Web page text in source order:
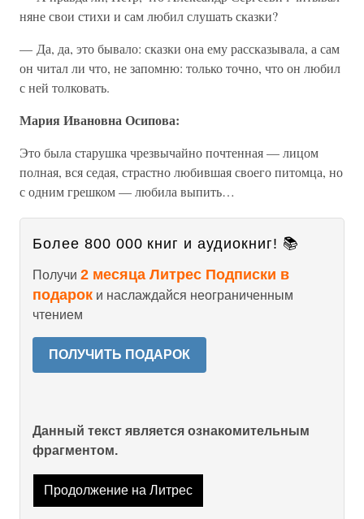
няне свои стихи и сам любил слушать сказки?
— Да, да, это бывало: сказки она ему рассказывала, а сам
он читал ли что, не запомню: только точно, что он любил
с ней толковать.
Мария Ивановна Осипова:
Это была старушка чрезвычайно почтенная — лицом
полная, вся седая, страстно любившая своего питомца, но
с одним грешком — любила выпить…
Более 800 000 книг и аудиокниг! 📚
Получи 2 месяца Литрес Подписки в
подарок и наслаждайся неограниченным
чтением
ПОЛУЧИТЬ ПОДАРОК
Данный текст является ознакомительным
фрагментом.
Продолжение на Литрес